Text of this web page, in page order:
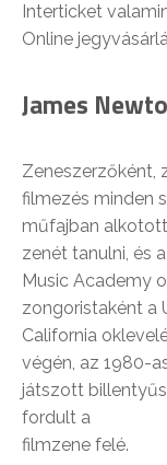
Interticket
Online
James
Zeneszerzőként,
filmezés minden
műfajban
zenét tanulni, és
Music Academy
zongoristaként a
California
végén, az 1980-
játszott
fordult a
filmzene felé.